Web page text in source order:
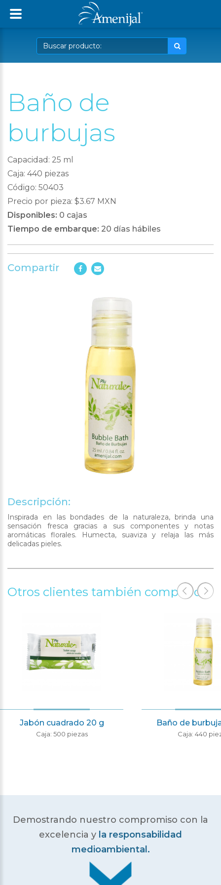
Baño de
burbujas
Capacidad: 25 ml
Caja: 440 piezas
Código: 50403
Precio por pieza: $3.67 MXN
Disponibles: 0 cajas
Tiempo de embarque: 20 días hábiles
Compartir
Descripción:
Inspirada en las bondades de la naturaleza, brinda una
sensación fresca gracias a sus componentes y notas
aromáticas florales. Humecta, suaviza y relaja las más
delicadas pieles.
Otros clientes también compraron
Jabón cuadrado 20 g
Caja: 500 piezas
Baño de
Caja: 440
Demostrando nuestro compromiso con la
excelencia y la responsabilidad
medioambiental.